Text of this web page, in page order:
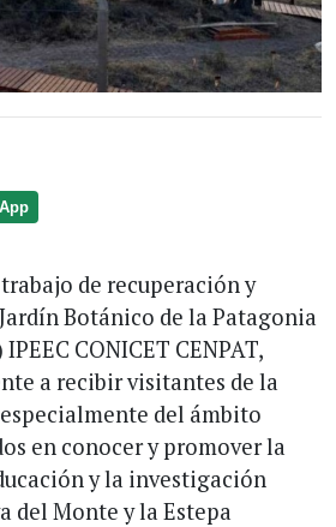
de recuperación y
Botánico de la Patagonia
CONICET CENPAT,
a recibir visitantes de la
del ámbito
en conocer y promover la
y la investigación
del Monte y la Estepa